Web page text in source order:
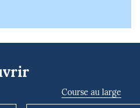
Course au large